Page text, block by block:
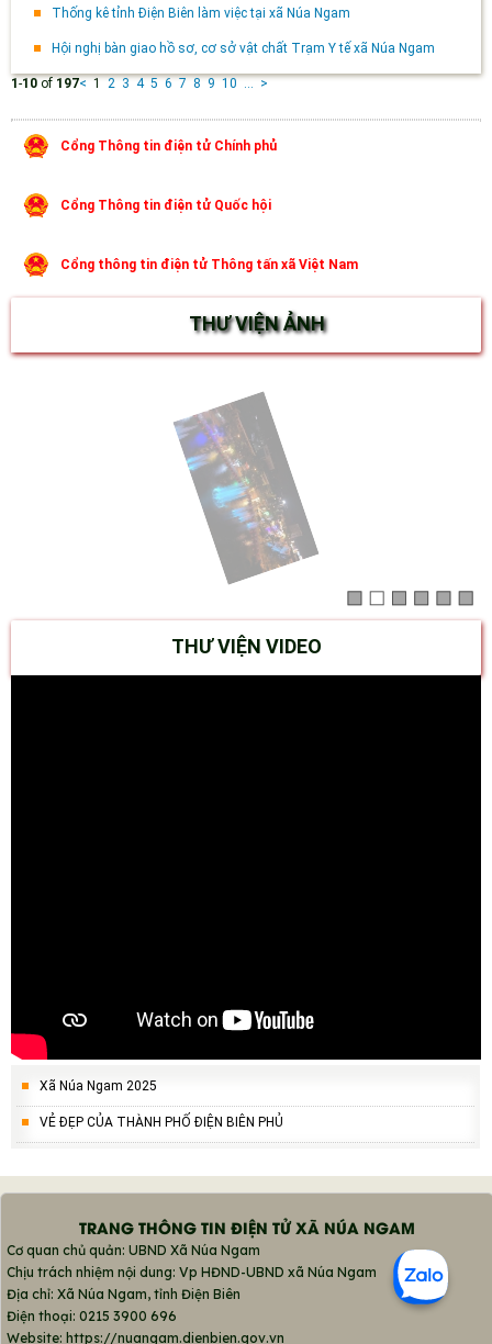
Thống kê tỉnh Điện Biên làm việc tại xã Núa Ngam
Hội nghị bàn giao hồ sơ, cơ sở vật chất Trạm Y tế xã Núa Ngam
1 -10 of 197< 1 2 3 4 5 6 7 8 9 10 ... >
Cổng Thông tin điện tử Chính phủ
Cổng Thông tin điện tử Quốc hội
Cổng thông tin điện tử Thông tấn xã Việt Nam
THƯ VIỆN ẢNH
THƯ VIỆN VIDEO
Xã Núa Ngam 2025
VẺ ĐẸP CỦA THÀNH PHỐ ĐIỆN BIÊN PHỦ
TRANG THÔNG TIN ĐIỆN TỬ XÃ NÚA NGAM
Cơ quan chủ quản: UBND Xã Núa Ngam
Chịu trách nhiệm nội dung: Vp HĐND-UBND xã Núa Ngam
Địa chỉ: Xã Núa Ngam, tỉnh Điện Biên
Điện thoại: 0215 3900 696
Website: https://nuangam.dienbien.gov.vn